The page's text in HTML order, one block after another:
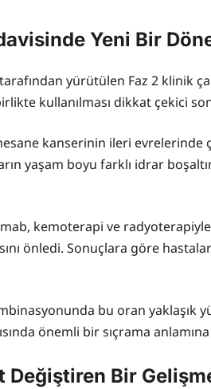
Yeni Bir
yürütülen Faz 2 klinik
kullanılması dikkat çekici
kanserinin ileri evrelerinde
yaşam boyu farklı idrar
kemoterapi ve
önledi. Sonuçlara göre
bu oran yaklaşık
önemli bir sıçrama
Değiştiren Bir